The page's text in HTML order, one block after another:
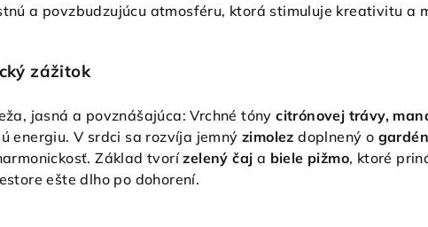
a povzbudzujúcu atmosféru, ktorá stimuluje kreativitu a
zážitok
jasná a povznášajúca: Vrchné tónycitrónovej trávy,
energiu. V srdci sa rozvíja jemný zimolez doplnený o
Základ tvorízelený čaj a biele pižmo, ktoré
ešte dlho po dohorení.